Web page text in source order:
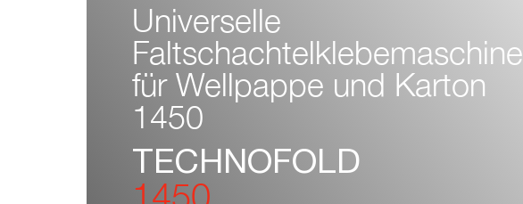
Universelle
Faltschachtelklebemaschine
für Wellpappe und Karton
1450
TECHNOFOLD
1450